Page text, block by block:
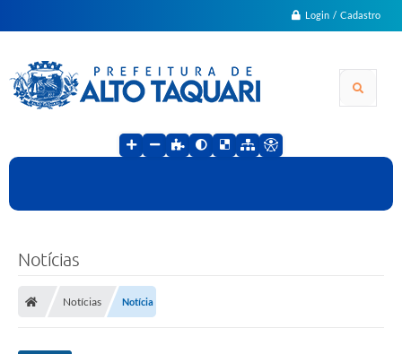
Login / Cadastro
Notícias
Notícias Notícia